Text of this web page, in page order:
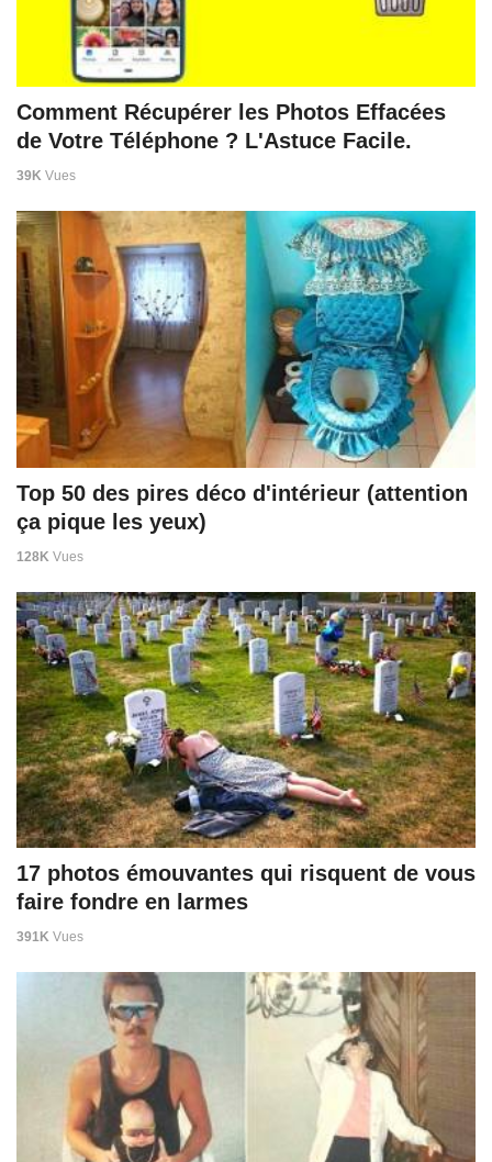
Comment Récupérer les Photos Effacées
de Votre Téléphone ? L'Astuce Facile.
39K Vues
Top 50 des pires déco d'intérieur (attention
ça pique les yeux)
128K Vues
17 photos émouvantes qui risquent de vous
faire fondre en larmes
391K Vues